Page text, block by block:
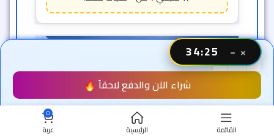
شراء الآن والدفع لاحقاً
القائمة الرئيسية
0
عربة
×
−
34:23